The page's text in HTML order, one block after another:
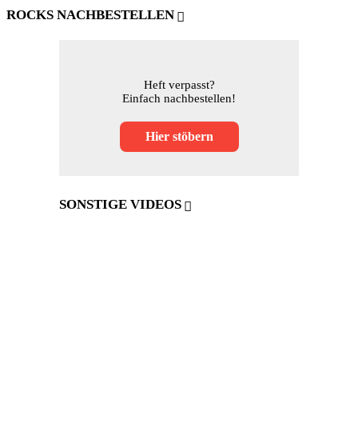
ROCKS NACHBESTELLEN
Heft verpasst?
Einfach nachbestellen!
Hier stöbern
SONSTIGE VIDEOS